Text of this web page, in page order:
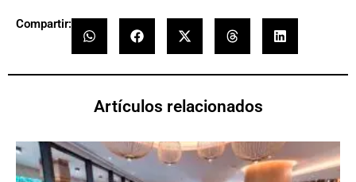
Compartir:
Artículos relacionados